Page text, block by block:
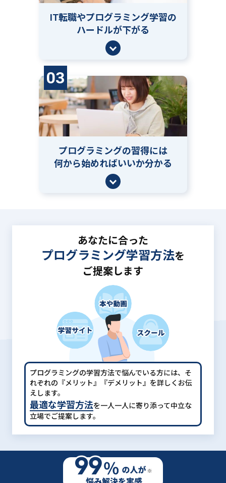
IT転職やプログラミング学習の
ハードルが下がる
03
プログラミングの習得には
何から始めればいいか分かる
あなたに合った
プログラミング学習方法を
ご提案します
プログラミングの学習方法で悩んでいる方には、 そ
れぞれの『メリット』『デメリット』を詳しくお伝
えします。
最適な学習方法を一人一人に寄り添って中立な
立場でご提案します。